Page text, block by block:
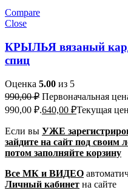
Compare
Close
КРЫЛЬЯ вязаный
спиц
Оценка 5.00 из 5
990,00₽ Первоначальная
990,00 ₽.640,00 ₽Текущая
Если вы УЖЕ
зайдите на сайт под своим
потом заполняйте корзину
Все МК и ВИДЕО
Личный кабинет на сайте